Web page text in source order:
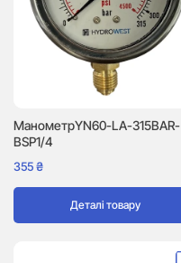
МанометрYN60-LA-315BAR-
BSP1/4
355₴
Деталі товару